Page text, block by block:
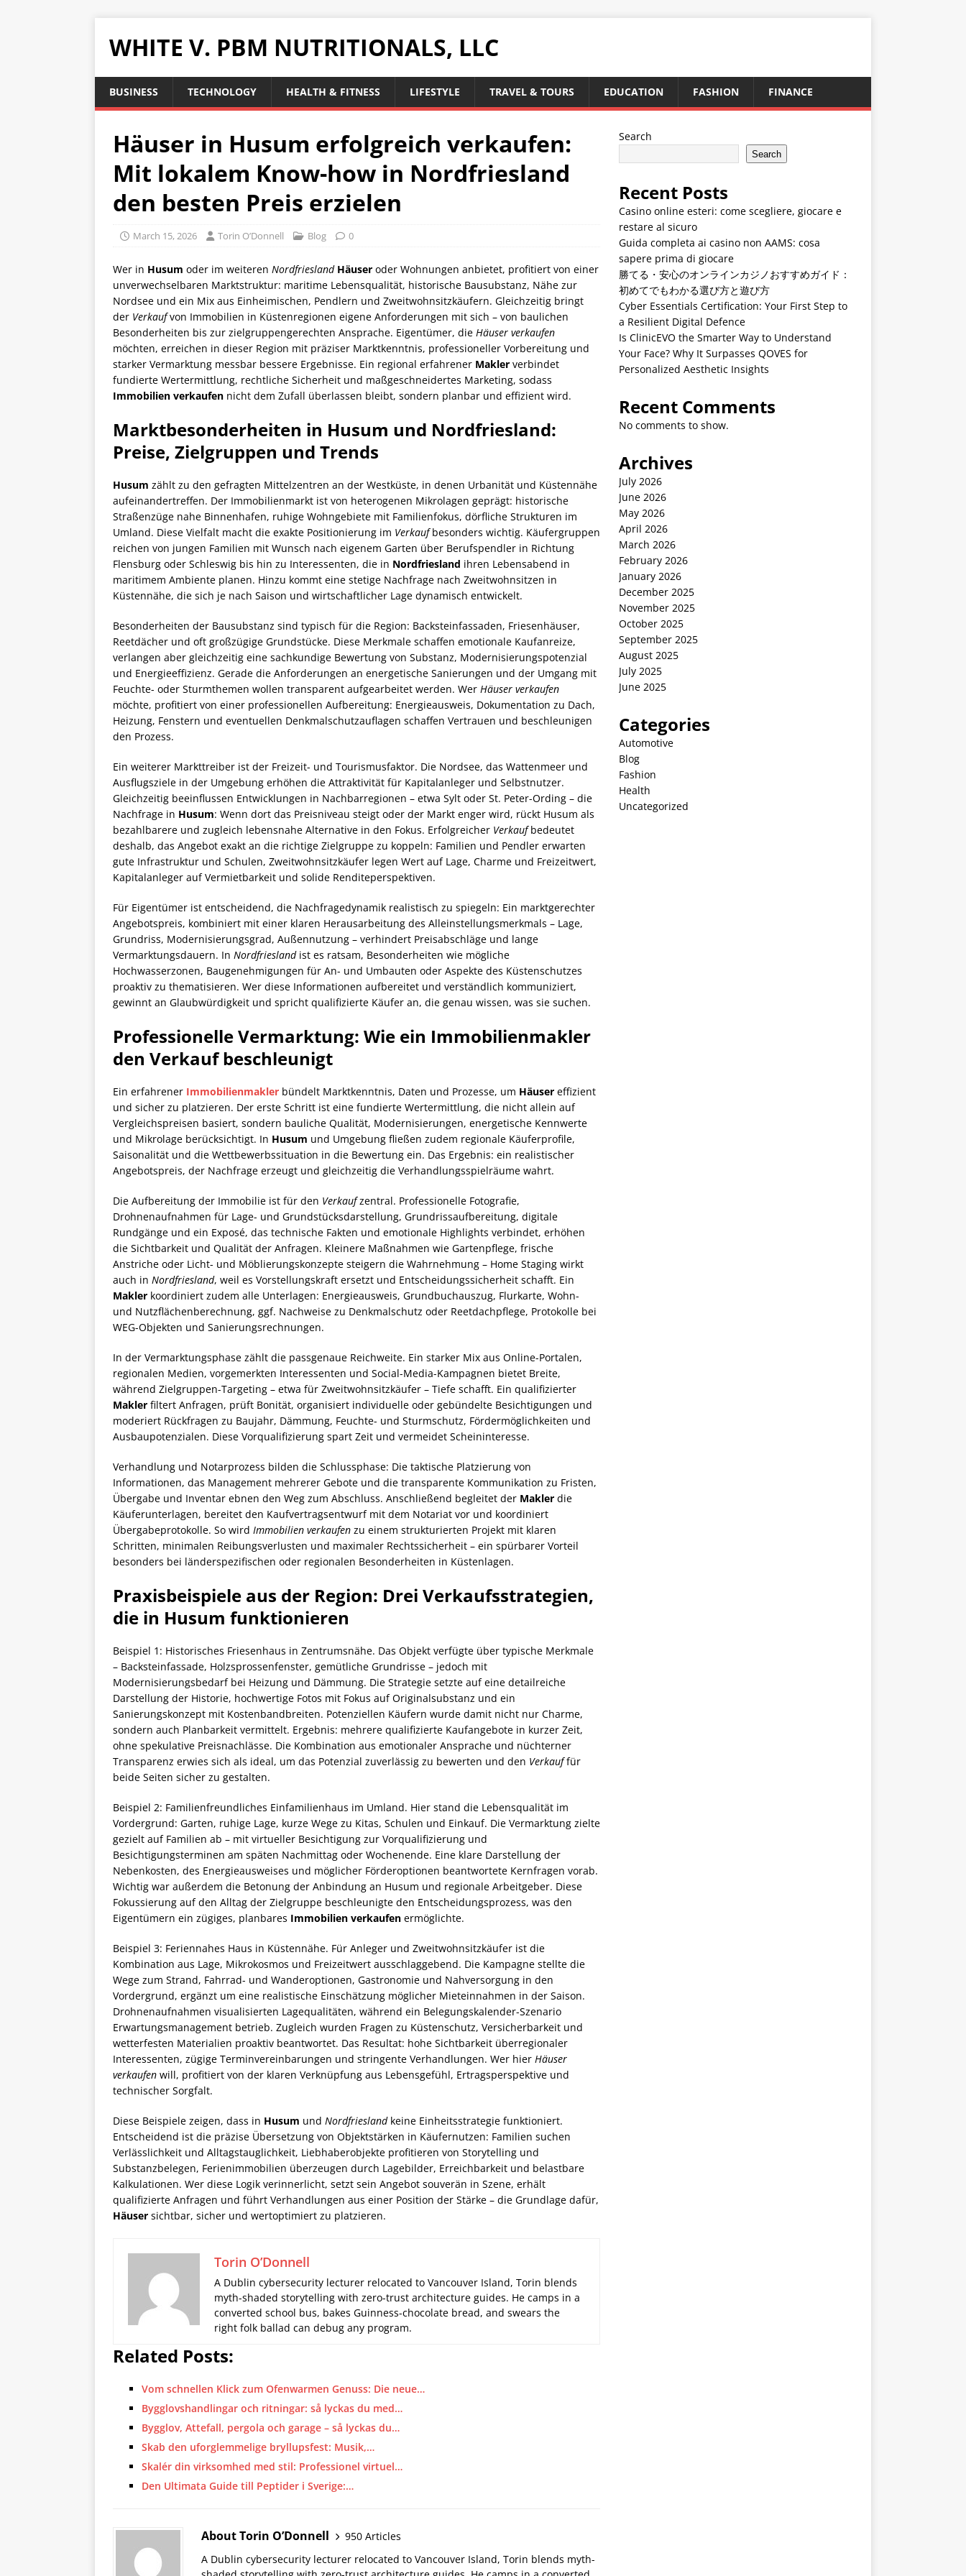
WHITE V. PBM NUTRITIONALS, LLC
BUSINESS TECHNOLOGY HEALTH & FITNESS LIFESTYLE TRAVEL & TOURS EDUCATION FASHION FINANCE
Häuser in Husum erfolgreich verkaufen:
Mit lokalem Know-how in Nordfriesland
den besten Preis erzielen
March 15, 2026 Torin O’Donnell Blog 0
Wer in Husum oder im weiteren Nordfriesland Häuser oder Wohnungen anbietet, profitiert von einer
unverwechselbaren Marktstruktur: maritime Lebensqualität, historische Bausubstanz, Nähe zur
Nordsee und ein Mix aus Einheimischen, Pendlern und Zweitwohnsitzkäufern. Gleichzeitig bringt
der Verkaufvon Immobilien in Küstenregionen eigene Anforderungen mit sich – von baulichen
Besonderheiten bis zur zielgruppengerechten Ansprache. Eigentümer, die Häuser verkaufen
möchten, erreichen in dieser Region mit präziser Marktkenntnis, professioneller Vorbereitung und
starker Vermarktung messbar bessere Ergebnisse. Ein regional erfahrener Makler verbindet
fundierte Wertermittlung, rechtliche Sicherheit und maßgeschneidertes Marketing, sodass
Immobilien verkaufen nicht dem Zufall überlassen bleibt, sondern planbar und effizient wird.
Marktbesonderheiten in Husum und Nordfriesland:
Preise, Zielgruppen und Trends
Husum zählt zu den gefragten Mittelzentren an der Westküste, in denen Urbanität und Küstennähe
aufeinandertreffen. Der Immobilienmarkt ist von heterogenen Mikrolagen geprägt: historische
Straßenzüge nahe Binnenhafen, ruhige Wohngebiete mit Familienfokus, dörfliche Strukturen im
Umland. Diese Vielfalt macht die exakte Positionierung im Verkaufbesonders wichtig. Käufergruppen
reichen von jungen Familien mit Wunsch nach eigenem Garten über Berufspendler in Richtung
Flensburg oder Schleswig bis hin zu Interessenten, die in Nordfriesland ihren Lebensabend in
maritimem Ambiente planen. Hinzu kommt eine stetige Nachfrage nach Zweitwohnsitzen in
Küstennähe, die sich je nach Saison und wirtschaftlicher Lage dynamisch entwickelt.
Besonderheiten der Bausubstanz sind typisch für die Region: Backsteinfassaden, Friesenhäuser,
Reetdächer und oft großzügige Grundstücke. Diese Merkmale schaffen emotionale Kaufanreize,
verlangen aber gleichzeitig eine sachkundige Bewertung von Substanz, Modernisierungspotenzial
und Energieeffizienz. Gerade die Anforderungen an energetische Sanierungen und der Umgang mit
Feuchte- oder Sturmthemen wollen transparent aufgearbeitet werden. Wer Häuser verkaufen
möchte, profitiert von einer professionellen Aufbereitung: Energieausweis, Dokumentation zu Dach,
Heizung, Fenstern und eventuellen Denkmalschutzauflagen schaffen Vertrauen und beschleunigen
den Prozess.
Ein weiterer Markttreiber ist der Freizeit- und Tourismusfaktor. Die Nordsee, das Wattenmeer und
Ausflugsziele in der Umgebung erhöhen die Attraktivität für Kapitalanleger und Selbstnutzer.
Gleichzeitig beeinflussen Entwicklungen in Nachbarregionen – etwa Sylt oder St. Peter-Ording – die
Nachfrage in Husum: Wenn dort das Preisniveau steigt oder der Markt enger wird, rückt Husum als
bezahlbarere und zugleich lebensnahe Alternative in den Fokus. Erfolgreicher Verkaufbedeutet
deshalb, das Angebot exakt an die richtige Zielgruppe zu koppeln: Familien und Pendler erwarten
gute Infrastruktur und Schulen, Zweitwohnsitzkäufer legen Wert auf Lage, Charme und Freizeitwert,
Kapitalanleger auf Vermietbarkeit und solide Renditeperspektiven.
Für Eigentümer ist entscheidend, die Nachfragedynamik realistisch zu spiegeln: Ein marktgerechter
Angebotspreis, kombiniert mit einer klaren Herausarbeitung des Alleinstellungsmerkmals – Lage,
Grundriss, Modernisierungsgrad, Außennutzung – verhindert Preisabschläge und lange
Vermarktungsdauern. In Nordfrieslandist es ratsam, Besonderheiten wie mögliche
Hochwasserzonen, Baugenehmigungen für An- und Umbauten oder Aspekte des Küstenschutzes
proaktiv zu thematisieren. Wer diese Informationen aufbereitet und verständlich kommuniziert,
gewinnt an Glaubwürdigkeit und spricht qualifizierte Käufer an, die genau wissen, was sie suchen.
Professionelle Vermarktung: Wie ein Immobilienmakler
den Verkauf beschleunigt
Ein erfahrener Immobilienmakler bündelt Marktkenntnis, Daten und Prozesse, um Häuser effizient
und sicher zu platzieren. Der erste Schritt ist eine fundierte Wertermittlung, die nicht allein auf
Vergleichspreisen basiert, sondern bauliche Qualität, Modernisierungen, energetische Kennwerte
und Mikrolage berücksichtigt. In Husum und Umgebung fließen zudem regionale Käuferprofile,
Saisonalität und die Wettbewerbssituation in die Bewertung ein. Das Ergebnis: ein realistischer
Angebotspreis, der Nachfrage erzeugt und gleichzeitig die Verhandlungsspielräume wahrt.
Die Aufbereitung der Immobilie ist für den Verkaufzentral. Professionelle Fotografie,
Drohnenaufnahmen für Lage- und Grundstücksdarstellung, Grundrissaufbereitung, digitale
Rundgänge und ein Exposé, das technische Fakten und emotionale Highlights verbindet, erhöhen
die Sichtbarkeit und Qualität der Anfragen. Kleinere Maßnahmen wie Gartenpflege, frische
Anstriche oder Licht- und Möblierungskonzepte steigern die Wahrnehmung – Home Staging wirkt
auch in Nordfriesland, weil es Vorstellungskraft ersetzt und Entscheidungssicherheit schafft. Ein
Makler koordiniert zudem alle Unterlagen: Energieausweis, Grundbuchauszug, Flurkarte, Wohn-
und Nutzflächenberechnung, ggf. Nachweise zu Denkmalschutz oder Reetdachpflege, Protokolle bei
WEG-Objekten und Sanierungsrechnungen.
In der Vermarktungsphase zählt die passgenaue Reichweite. Ein starker Mix aus Online-Portalen,
regionalen Medien, vorgemerkten Interessenten und Social-Media-Kampagnen bietet Breite,
während Zielgruppen-Targeting – etwa für Zweitwohnsitzkäufer – Tiefe schafft. Ein qualifizierter
Makler filtert Anfragen, prüft Bonität, organisiert individuelle oder gebündelte Besichtigungen und
moderiert Rückfragen zu Baujahr, Dämmung, Feuchte- und Sturmschutz, Fördermöglichkeiten und
Ausbaupotenzialen. Diese Vorqualifizierung spart Zeit und vermeidet Scheininteresse.
Verhandlung und Notarprozess bilden die Schlussphase: Die taktische Platzierung von
Informationen, das Management mehrerer Gebote und die transparente Kommunikation zu Fristen,
Übergabe und Inventar ebnen den Weg zum Abschluss. Anschließend begleitet der Makler die
Käuferunterlagen, bereitet den Kaufvertragsentwurf mit dem Notariat vor und koordiniert
Übergabeprotokolle. So wird Immobilien verkaufen zu einem strukturierten Projekt mit klaren
Schritten, minimalen Reibungsverlusten und maximaler Rechtssicherheit – ein spürbarer Vorteil
besonders bei länderspezifischen oder regionalen Besonderheiten in Küstenlagen.
Praxisbeispiele aus der Region: Drei Verkaufsstrategien,
die in Husum funktionieren
Beispiel 1: Historisches Friesenhaus in Zentrumsnähe. Das Objekt verfügte über typische Merkmale
– Backsteinfassade, Holzsprossenfenster, gemütliche Grundrisse – jedoch mit
Modernisierungsbedarf bei Heizung und Dämmung. Die Strategie setzte auf eine detailreiche
Darstellung der Historie, hochwertige Fotos mit Fokus auf Originalsubstanz und ein
Sanierungskonzept mit Kostenbandbreiten. Potenziellen Käufern wurde damit nicht nur Charme,
sondern auch Planbarkeit vermittelt. Ergebnis: mehrere qualifizierte Kaufangebote in kurzer Zeit,
ohne spekulative Preisnachlässe. Die Kombination aus emotionaler Ansprache und nüchterner
Transparenz erwies sich als ideal, um das Potenzial zuverlässig zu bewerten und den Verkauffür
beide Seiten sicher zu gestalten.
Beispiel 2: Familienfreundliches Einfamilienhaus im Umland. Hier stand die Lebensqualität im
Vordergrund: Garten, ruhige Lage, kurze Wege zu Kitas, Schulen und Einkauf. Die Vermarktung zielte
gezielt auf Familien ab – mit virtueller Besichtigung zur Vorqualifizierung und
Besichtigungsterminen am späten Nachmittag oder Wochenende. Eine klare Darstellung der
Nebenkosten, des Energieausweises und möglicher Förderoptionen beantwortete Kernfragen vorab.
Wichtig war außerdem die Betonung der Anbindung an Husum und regionale Arbeitgeber. Diese
Fokussierung auf den Alltag der Zielgruppe beschleunigte den Entscheidungsprozess, was den
Eigentümern ein zügiges, planbares Immobilien verkaufen ermöglichte.
Beispiel 3: Feriennahes Haus in Küstennähe. Für Anleger und Zweitwohnsitzkäufer ist die
Kombination aus Lage, Mikrokosmos und Freizeitwert ausschlaggebend. Die Kampagne stellte die
Wege zum Strand, Fahrrad- und Wanderoptionen, Gastronomie und Nahversorgung in den
Vordergrund, ergänzt um eine realistische Einschätzung möglicher Mieteinnahmen in der Saison.
Drohnenaufnahmen visualisierten Lagequalitäten, während ein Belegungskalender-Szenario
Erwartungsmanagement betrieb. Zugleich wurden Fragen zu Küstenschutz, Versicherbarkeit und
wetterfesten Materialien proaktiv beantwortet. Das Resultat: hohe Sichtbarkeit überregionaler
Interessenten, zügige Terminvereinbarungen und stringente Verhandlungen. Wer hier Häuser
verkaufen will, profitiert von der klaren Verknüpfung aus Lebensgefühl, Ertragsperspektive und
technischer Sorgfalt.
Diese Beispiele zeigen, dass in Husum und Nordfrieslandkeine Einheitsstrategie funktioniert.
Entscheidend ist die präzise Übersetzung von Objektstärken in Käufernutzen: Familien suchen
Verlässlichkeit und Alltagstauglichkeit, Liebhaberobjekte profitieren von Storytelling und
Substanzbelegen, Ferienimmobilien überzeugen durch Lagebilder, Erreichbarkeit und belastbare
Kalkulationen. Wer diese Logik verinnerlicht, setzt sein Angebot souverän in Szene, erhält
qualifizierte Anfragen und führt Verhandlungen aus einer Position der Stärke – die Grundlage dafür,
Häuser sichtbar, sicher und wertoptimiert zu platzieren.
Torin O’Donnell
A Dublin cybersecurity lecturer relocated to Vancouver Island, Torin blends
myth-shaded storytelling with zero-trust architecture guides. He camps in a
converted school bus, bakes Guinness-chocolate bread, and swears the
right folk ballad can debug any program.
Related Posts:
Vom schnellen Klick zum Ofenwarmen Genuss: Die neue…
Bygglovshandlingar och ritningar: så lyckas du med…
Bygglov, Attefall, pergola och garage – så lyckas du…
Skab den uforglemmelige bryllupsfest: Musik,…
Skalér din virksomhed med stil: Professionel virtuel…
Den Ultimata Guide till Peptider i Sverige:…
About Torin O’Donnell
950 Articles
A Dublin cybersecurity lecturer relocated to Vancouver Island, Torin blends myth-
Search
Search
Recent Posts
Casino online esteri: come scegliere, giocare e
restare al sicuro
Guida completa ai casino non AAMS: cosa
sapere prima di giocare
勝てる・安心のオンラインカジノおすすめガイド：
初めてでもわかる選び方と遊び方
Cyber Essentials Certification: Your First Step to
a Resilient Digital Defence
Is ClinicEVO the Smarter Way to Understand
Your Face? Why It Surpasses QOVES for
Personalized Aesthetic Insights
Recent Comments
No comments to show.
Archives
July 2026
June 2026
May 2026
April 2026
March 2026
February 2026
January 2026
December 2025
November 2025
October 2025
September 2025
August 2025
July 2025
June 2025
Categories
Automotive
Blog
Fashion
Health
Uncategorized